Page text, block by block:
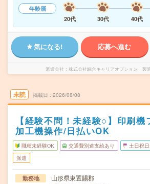
年齢層
20代
30代 40代
気になる! 応募へ進む
派遣会社 株式会社綜合キャリアオプション 製
未読 掲載日 2026/08/08
【経験不問！未経験○】印刷
加工機操作/日払いOK
職種未経験OK 交通費別途支給あり 土日祝
派遣
勤務地
山形県東置賜郡